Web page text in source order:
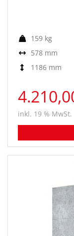
159 kg
578 mm
1186 mm
inkl. 19 % MwSt.